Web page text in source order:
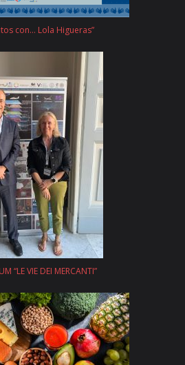
con… Lola Higueras”
“LE VIE DEI MERCANTI”